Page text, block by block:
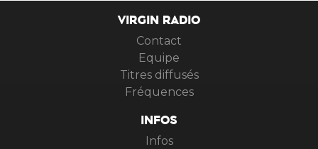
VIRGIN RADIO
Contact
Equipe
Titres diffusés
Fréquences
INFOS
Infos